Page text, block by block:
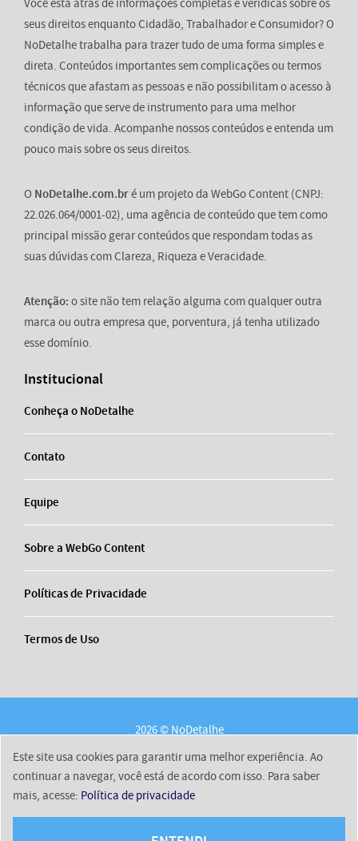
Você está atrás de informações completas e verídicas sobre os
seus direitos enquanto Cidadão, Trabalhador e Consumidor? O
NoDetalhe trabalha para trazer tudo de uma forma simples e
direta. Conteúdos importantes sem complicações ou termos
técnicos que afastam as pessoas e não possibilitam o acesso à
informação que serve de instrumento para uma melhor
condição de vida. Acompanhe nossos conteúdos e entenda um
pouco mais sobre os seus direitos.
O NoDetalhe.com.bré um projeto da WebGo Content (CNPJ:
22.026.064/0001-02), uma agência de conteúdo que tem como
principal missão gerar conteúdos que respondam todas as
suas dúvidas com Clareza, Riqueza e Veracidade.
Atenção: o site não tem relação alguma com qualquer outra
marca ou outra empresa que, porventura, já tenha utilizado
esse domínio.
Institucional
Conheça o NoDetalhe
Contato
Equipe
Sobre a WebGo Content
Políticas de Privacidade
Termos de Uso
2026 © NoDetalhe
Sobre a WebGo Content
Políticas de Privacidade
Termos de Uso
Este site usa cookies para garantir uma melhor experiência. Ao
continuar a navegar, você está de acordo com isso. Para saber
mais, acesse: Política de privacidade